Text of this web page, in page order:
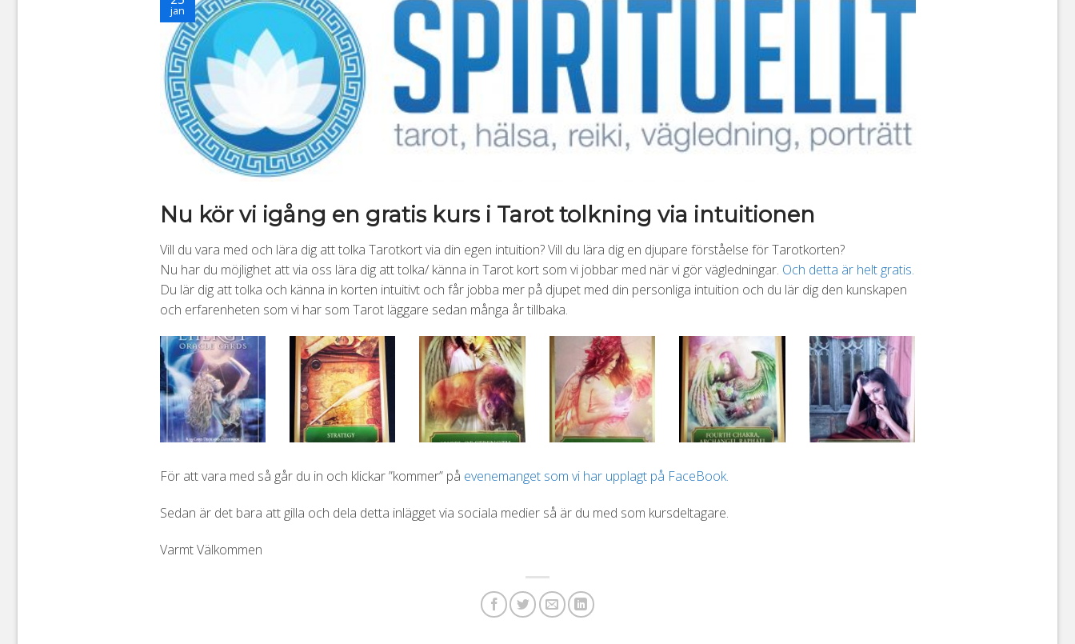
jan
Nu kör vi igång en gratis kurs i Tarot tolkning via intuitionen
Vill du vara med och lära dig att tolka Tarotkort via din egen intuition? Vill du lära dig en djupare förståelse för Tarotkorten?
Nu har du möjlighet att via oss lära dig att tolka/ känna in Tarot kort som vi jobbar med när vi gör vägledningar. Och detta är helt gratis.
Du lär dig att tolka och känna in korten intuitivt och får jobba mer på djupet med din personliga intuition och du lär dig den kunskapen
och erfarenheten som vi har som Tarot läggare sedan många år tillbaka.
För att vara med så går du in och klickar ”kommer” på evenemanget som vi har upplagt på FaceBook.
Sedan är det bara att gilla och dela detta inlägget via sociala medier så är du med som kursdeltagare.
Varmt Välkommen